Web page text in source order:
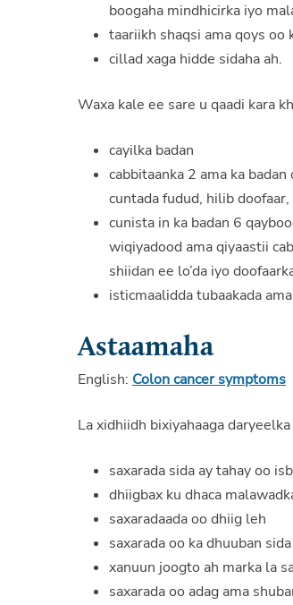
boogaha mindhicirka iyo
taariikh shaqsi ama qoys oo
cillad xaga hidde sidaha ah.
Waxa kale ee sare u qaadi kara
cayilka badan
cabbitaanka 2 ama ka
cuntada fudud, hilib doofaar,
cunista in ka badan 6
wiqiyadood ama qiyaastii
shiidan ee lo’da iyo
isticmaalidda tubaakada
Astaamaha
English: Colon cancer symptoms
La xidhiidh bixiyahaaga
saxarada sida ay tahay oo
dhiigbax ku dhaca
saxaradaada oo dhiig leh
saxarada oo ka dhuuban
xanuun joogto ah marka la
saxarada oo adag ama